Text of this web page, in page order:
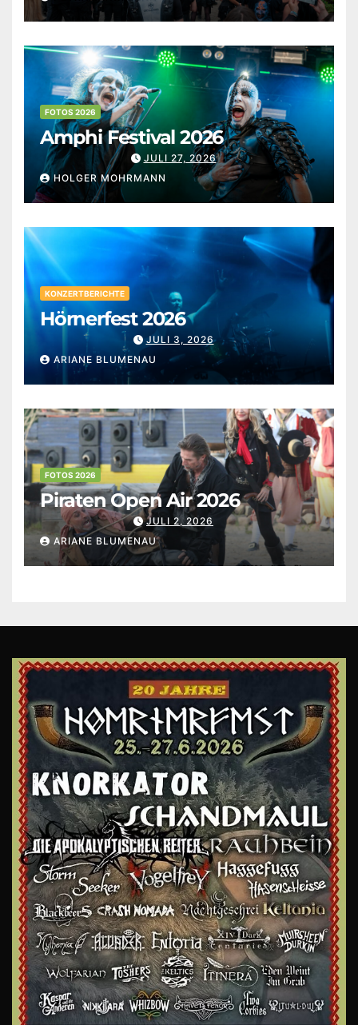
FOTOS 2026
Amphi Festival 2026
JULI 27, 2026
HOLGER MOHRMANN
KONZERTBERICHTE
Hörnerfest 2026
JULI 3, 2026
ARIANE BLUMENAU
FOTOS 2026
Piraten Open Air 2026
JULI 2, 2026
ARIANE BLUMENAU